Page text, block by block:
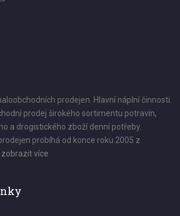
prodejen. Hlavní náplní činnosti
prodej širokého sortimentu potravin,
a drogistického zboží denní potřeby.
probíhá od konce roku 2005 z
zobrazit více